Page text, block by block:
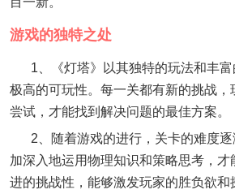
游戏的独特之处
1、《灯塔》以其独特的玩法和丰
极高的可玩性。每一关都有新的挑战，
尝试，才能找到解决问题的最佳方案。
2、随着游戏的进行，关卡的难度
加深入地运用物理知识和策略思考，才
进的挑战性，能够激发玩家的胜负欲和